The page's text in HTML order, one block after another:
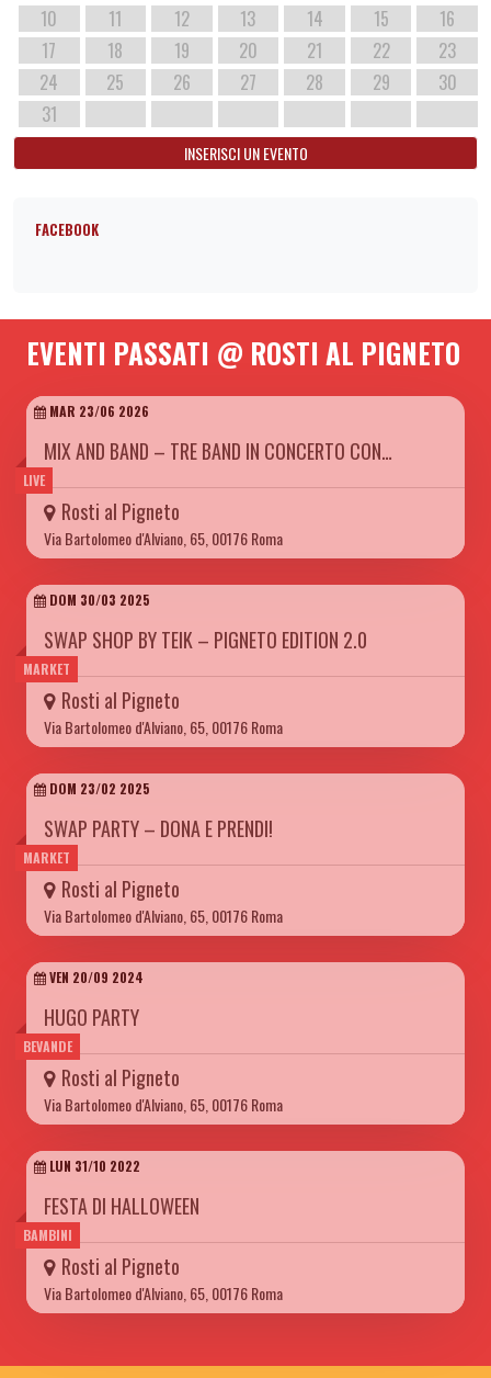
10
11 12 13 14 15
16
17
18 19 20 21 22
23
24
25 26 27 28 29
30
31
INSERISCI UN EVENTO
FACEBOOK
EVENTI PASSATI @ ROSTI AL PIGNETO
LIVE
MAR 23/06 2026
MIX AND BAND – TRE BAND IN CONCERTO CON…
Rosti al Pigneto
Via Bartolomeo d'Alviano, 65, 00176 Roma
MARKET
DOM 30/03 2025
SWAP SHOP BY TEIK – PIGNETO EDITION 2.0
Rosti al Pigneto
Via Bartolomeo d'Alviano, 65, 00176 Roma
MARKET
DOM 23/02 2025
SWAP PARTY – DONA E PRENDI!
Rosti al Pigneto
Via Bartolomeo d'Alviano, 65, 00176 Roma
BEVANDE
VEN 20/09 2024
HUGO PARTY
Rosti al Pigneto
Via Bartolomeo d'Alviano, 65, 00176 Roma
BAMBINI
LUN 31/10 2022
FESTA DI HALLOWEEN
Rosti al Pigneto
Via Bartolomeo d'Alviano, 65, 00176 Roma